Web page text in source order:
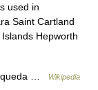
used in
Saint Cartland
Hepworth
…
Wikipedia